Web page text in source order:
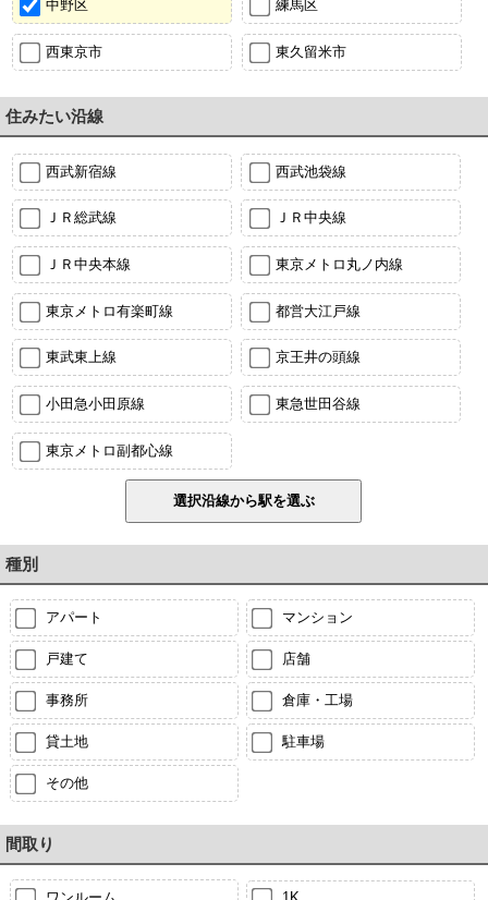
中野区 練馬区
西東京市 東久留米市
住みたい沿線
西武新宿線 西武池袋線
ＪＲ総武線 ＪＲ中央線
ＪＲ中央本線 東京メトロ丸ノ内線
東京メトロ有楽町線 都営大江戸線
東武東上線 京王井の頭線
小田急小田原線 東急世田谷線
東京メトロ副都心線
種別
アパート マンション
戸建て 店舗
事務所 倉庫・工場
貸土地 駐車場
その他
間取り
ワンルーム 1K